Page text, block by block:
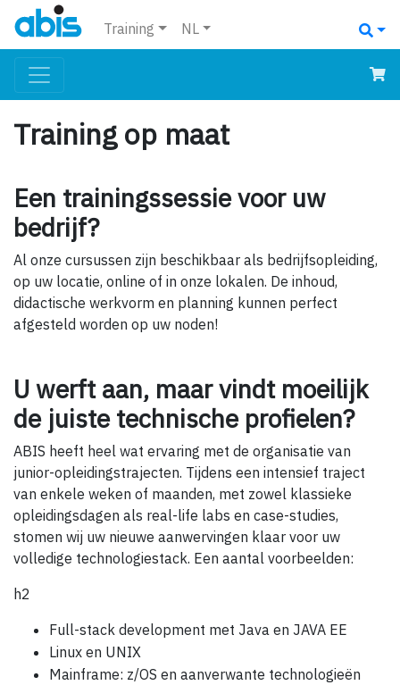
Training NL
Training op maat
Een trainingssessie voor uw
bedrijf?
Al onze cursussen zijn beschikbaar als bedrijfsopleiding,
op uw locatie, online of in onze lokalen. De inhoud,
didactische werkvorm en planning kunnen perfect
afgesteld worden op uw noden!
U werft aan, maar vindt moeilijk
de juiste technische profielen?
ABIS heeft heel wat ervaring met de organisatie van
junior-opleidingstrajecten. Tijdens een intensief traject
van enkele weken of maanden, met zowel klassieke
opleidingsdagen als real-life labs en case-studies,
stomen wij uw nieuwe aanwervingen klaar voor uw
volledige technologiestack. Een aantal voorbeelden:
h2
Full-stack development met Java en JAVA EE
Linux en UNIX
Mainframe: z/OS en aanverwante technologieën